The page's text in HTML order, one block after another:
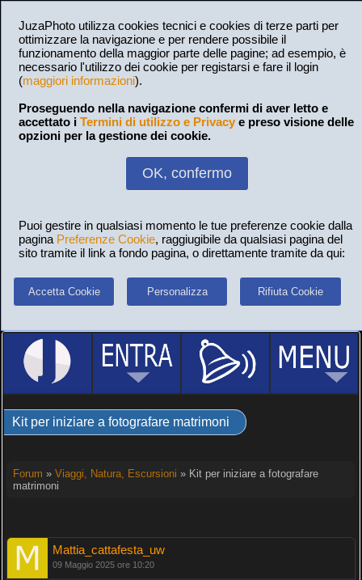
JuzaPhoto utilizza cookies tecnici e cookies di terze parti per
ottimizzare la navigazione e per rendere possibile il
funzionamento della maggior parte delle pagine; ad esempio, è
necessario l'utilizzo dei cookie per registarsi e fare il login
(maggiori informazioni).
Proseguendo nella navigazione confermi di aver letto e
accettato i Termini di utilizzo e Privacy e preso visione delle
opzioni per la gestione dei cookie.
OK, confermo
Puoi gestire in qualsiasi momento le tue preferenze cookie dalla
pagina Preferenze Cookie, raggiugibile da qualsiasi pagina del
sito tramite il link a fondo pagina, o direttamente tramite da qui:
Accetta Cookie Personalizza Rifiuta Cookie
Kit per iniziare a fotografare matrimoni
Forum » Viaggi, Natura, Escursioni » Kit per iniziare a fotografare
matrimoni
Mattia_cattafesta_uw
09 Maggio 2025 ore 10:20